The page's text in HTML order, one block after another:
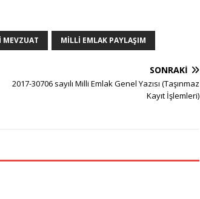
MEVZUAT MILLI EMLAK PAYLAŞIM
SONRAKI
2017-30706 sayılı Milli Emlak Genel Yazısı (Taşınmaz
Kayıt İşlemleri)